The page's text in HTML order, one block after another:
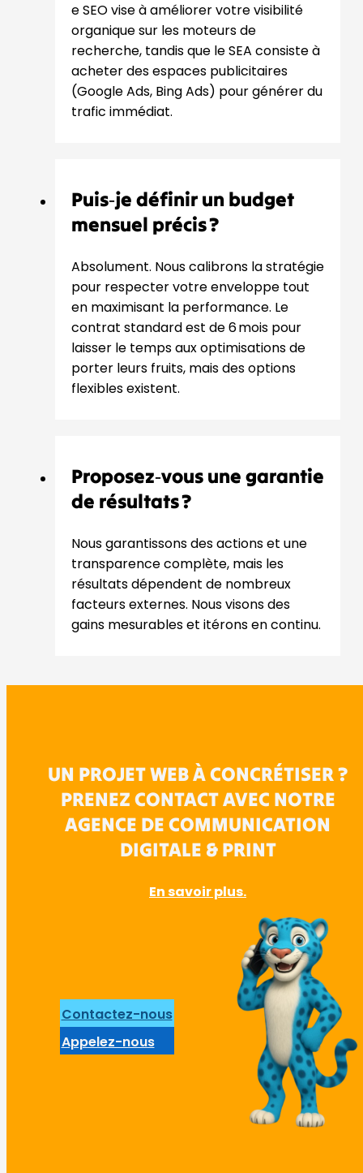
e SEO vise à améliorer votre visibilité
organique sur les moteurs de
recherche, tandis que le SEA consiste à
acheter des espaces publicitaires
(Google Ads, Bing Ads) pour générer du
trafic immédiat.
Puis‑je définir un budget
mensuel précis ?
Absolument. Nous calibrons la stratégie
pour respecter votre enveloppe tout
en maximisant la performance. Le
contrat standard est de 6 mois pour
laisser le temps aux optimisations de
porter leurs fruits, mais des options
flexibles existent.
Proposez‑vous une garantie
de résultats ?
Nous garantissons des actions et une
transparence complète, mais les
résultats dépendent de nombreux
facteurs externes. Nous visons des
gains mesurables et itérons en continu.
UN PROJET WEB À CONCRÉTISER ?
PRENEZ CONTACT AVEC NOTRE
AGENCE DE COMMUNICATION
DIGITALE & PRINT
En savoir plus.
Contactez-nous
Appelez-nous